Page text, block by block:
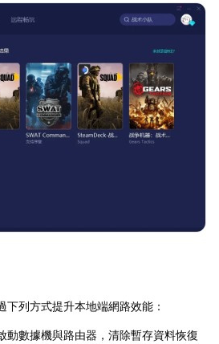
列方式提升本地端網路效能：
動數據機與路由器，清除暫存資料恢復